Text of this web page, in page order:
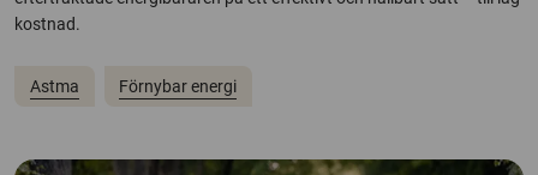
kostnad.
Astma Förnybar energi